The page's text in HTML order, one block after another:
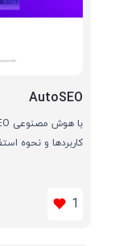
AutoSEO
کاربردها و نحوه
1